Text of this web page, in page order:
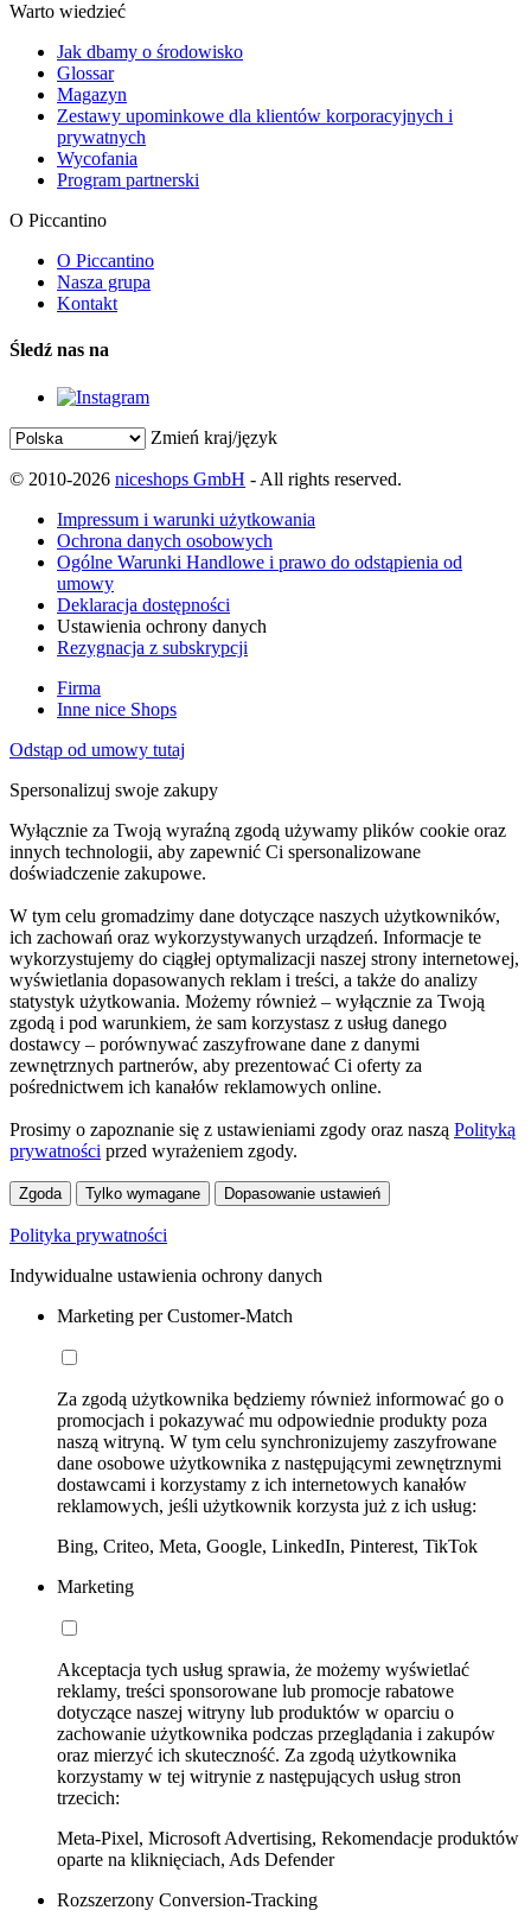
Warto wiedzieć
Jak dbamy o środowisko
Glossar
Magazyn
Zestawy upominkowe dla klientów korporacyjnych i
prywatnych
Wycofania
Program partnerski
O Piccantino
O Piccantino
Nasza grupa
Kontakt
Śledź nas na
Zmień kraj/język
© 2010-2026 niceshops GmbH - All rights reserved.
Impressum i warunki użytkowania
Ochrona danych osobowych
Ogólne Warunki Handlowe i prawo do odstąpienia od
umowy
Deklaracja dostępności
Ustawienia ochrony danych
Rezygnacja z subskrypcji
Firma
Inne nice Shops
Odstąp od umowy tutaj
Spersonalizuj swoje zakupy
Wyłącznie za Twoją wyraźną zgodą używamy plików cookie oraz
innych technologii, aby zapewnić Ci spersonalizowane
doświadczenie zakupowe.
W tym celu gromadzimy dane dotyczące naszych użytkowników,
ich zachowań oraz wykorzystywanych urządzeń. Informacje te
wykorzystujemy do ciągłej optymalizacji naszej strony internetowej,
wyświetlania dopasowanych reklam i treści, a także do analizy
statystyk użytkowania. Możemy również – wyłącznie za Twoją
zgodą i pod warunkiem, że sam korzystasz z usług danego
dostawcy – porównywać zaszyfrowane dane z danymi
zewnętrznych partnerów, aby prezentować Ci oferty za
pośrednictwem ich kanałów reklamowych online.
Prosimy o zapoznanie się z ustawieniami zgody oraz naszą Polityką
prywatności przed wyrażeniem zgody.
Zgoda Tylko wymagane Dopasowanie ustawień
Polityka prywatności
Indywidualne ustawienia ochrony danych
Marketing per Customer-Match
Za zgodą użytkownika będziemy również informować go o
promocjach i pokazywać mu odpowiednie produkty poza
naszą witryną. W tym celu synchronizujemy zaszyfrowane
dane osobowe użytkownika z następującymi zewnętrznymi
dostawcami i korzystamy z ich internetowych kanałów
reklamowych, jeśli użytkownik korzysta już z ich usług:
Bing, Criteo, Meta, Google, LinkedIn, Pinterest, TikTok
Marketing
Akceptacja tych usług sprawia, że możemy wyświetlać
reklamy, treści sponsorowane lub promocje rabatowe
dotyczące naszej witryny lub produktów w oparciu o
zachowanie użytkownika podczas przeglądania i zakupów
oraz mierzyć ich skuteczność. Za zgodą użytkownika
korzystamy w tej witrynie z następujących usług stron
trzecich:
Meta-Pixel, Microsoft Advertising, Rekomendacje produktów
oparte na kliknięciach, Ads Defender
Rozszerzony Conversion-Tracking